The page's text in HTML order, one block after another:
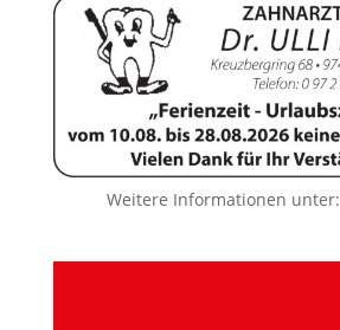
Weitere Informationen unter: